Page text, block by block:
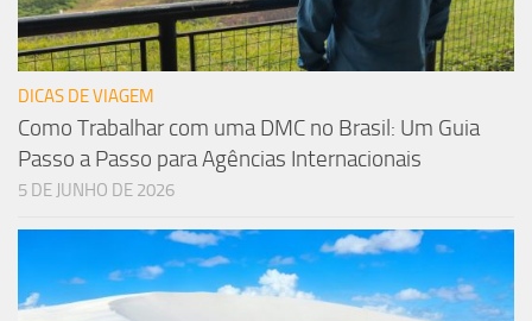
DICAS DE VIAGEM
Como Trabalhar com uma DMC no Brasil: Um Guia
Passo a Passo para Agências Internacionais
5 DE JUNHO DE 2026